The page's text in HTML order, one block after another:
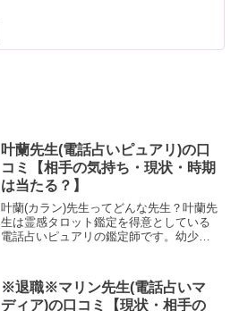
叶蘭先生(電話占いピュアリ)の口
コミ【相手の気持ち・現状・時期
は当たる？】
叶蘭(カラン)先生ってどんな先生？叶蘭先
生は霊感タロット鑑定を得意としている
電話占いピュアリの鑑定師です。幼少期
タロットと併用した鑑定で多くの恋愛相
談を解決されてきまし...
※退職※マリン先生(電話占いマ
ディア)の口コミ【現状・相手の